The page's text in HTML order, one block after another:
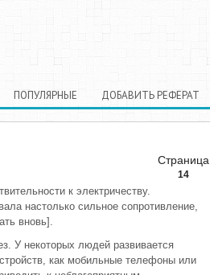
ПОПУЛЯРНЫЕ ДОБАВИТЬ РЕФЕРАТ
Страница
14
к электричеству.
настолько сильное сопротивление,
вновь].
У некоторых людей развивается
как мобильные телефоны или